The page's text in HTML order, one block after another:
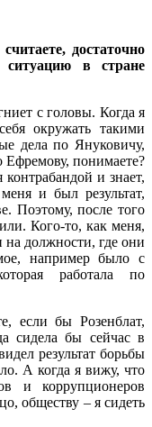
достаточно
в стране
с головы. Когда я
окружать такими
дела по Януковичу,
Ефремову, понимаете?
и знает,
и был результат,
Поэтому, после того
Кого-то, как меня,
должности, где они
например было с
работала по
если бы Розенблат,
сидела бы сейчас в
результат борьбы
А когда я вижу, что
и коррупционеров
обществу – я сидеть